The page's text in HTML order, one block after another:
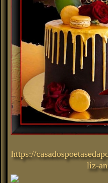
https://
liz-